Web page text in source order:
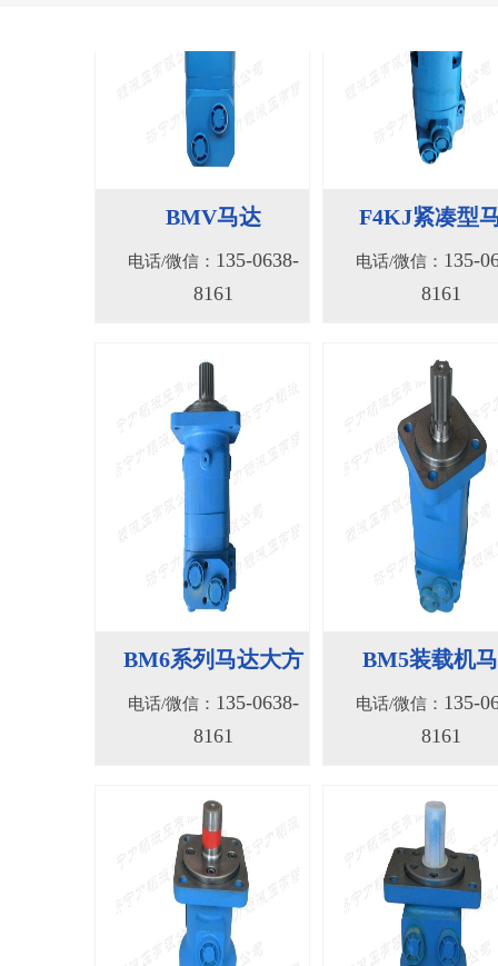
BMV马达
电话/微信：135-0638-
8161
F4KJ紧凑型
电话/微信：135-
8161
BM6系列马达大方
电话/微信：135-0638-
8161
BM5装载机
电话/微信：135-
8161